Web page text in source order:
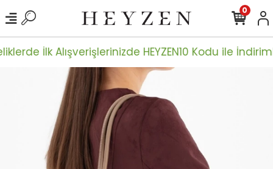
İlk Alışverişlerinizde HEYZEN10 Kodu ile
0